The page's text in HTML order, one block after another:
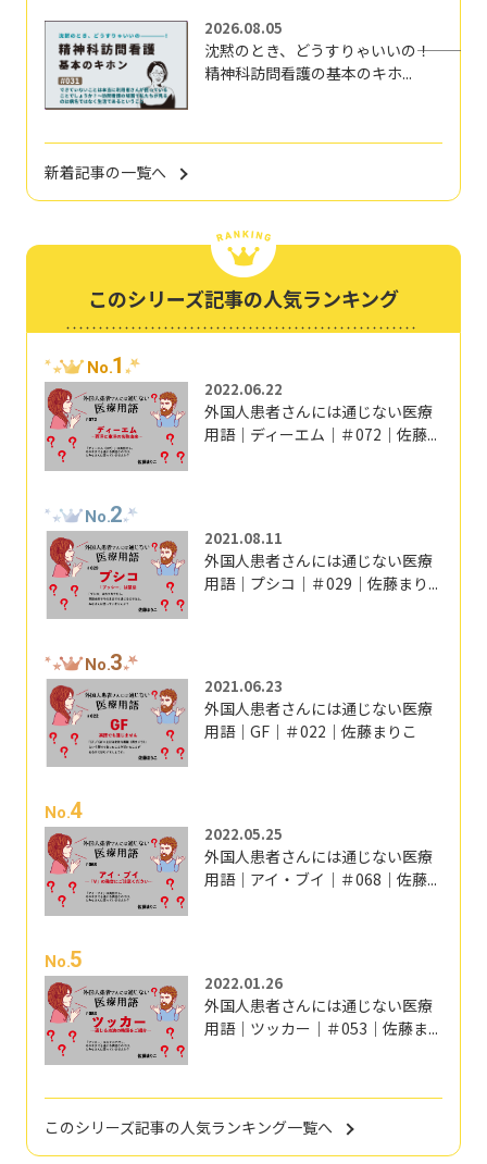
2026.08.05
沈黙のとき、どうすりゃいいの―――！
精神科訪問看護の基本のキホ...
新着記事の一覧へ
このシリーズ記事の人気ランキング
No.1
2022.06.22
外国人患者さんには通じない医療
用語｜ディーエム｜＃072｜佐藤...
No.2
2021.08.11
外国人患者さんには通じない医療
用語｜プシコ｜＃029｜佐藤まり...
No.3
2021.06.23
外国人患者さんには通じない医療
用語｜GF｜＃022｜佐藤まりこ
No.4
2022.05.25
外国人患者さんには通じない医療
用語｜アイ・ブイ｜＃068｜佐藤...
No.5
2022.01.26
外国人患者さんには通じない医療
用語｜ツッカー｜＃053｜佐藤ま...
このシリーズ記事の人気ランキング一覧へ